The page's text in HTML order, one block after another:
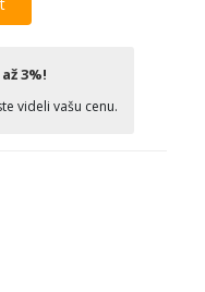
3%!
videli vašu cenu.